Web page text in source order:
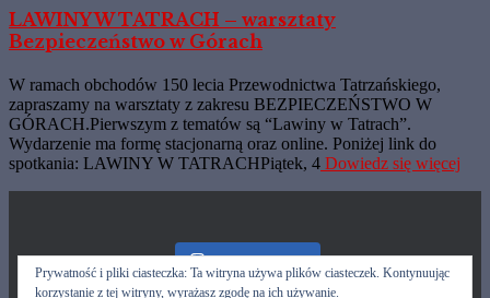
LAWINY W TATRACH – warsztaty
Bezpieczeństwo w Górach
W ramach obchodów 150 lecia Przewodnictwa Tatrzańskiego,
zapraszamy na warsztaty z zakresu BEZPIECZEŃSTWO W
GÓRACH.Pierwszym z tematów są “Lawiny w Tatrach”.
Wydarzenie ma formę stacjonarną oraz online. Poniżej link do
spotkania: LAWINY W TATRACHPiątek, 4 Dowiedz się więcej
Nasz Instagram
Prywatność i pliki ciasteczka: Ta witryna używa plików ciasteczek. Kontynuując
korzystanie z tej witryny, wyrażasz zgodę na ich używanie.